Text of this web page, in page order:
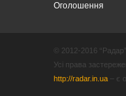
Оголошення
© 2012-2016 “Радар”
Усі права
http://radar.in.ua – є